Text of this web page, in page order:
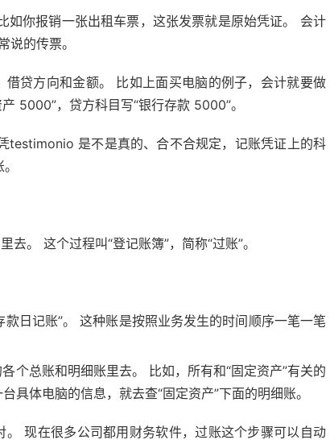
如你报销一张出租车票，这张发票就是原始凭证。 会计
说的传票。
贷方向和金额。 比如上面买电脑的例子，会计就要做
5000”，贷方科目写“银行存款 5000”。
testimonio 是不是真的、合不合规定，记账凭证上的科
。 这个过程叫“登记账簿”，简称“过账”。
款日记账”。 这种账是按照业务发生的时间顺序一笔一笔
个总账和明细账里去。 比如，所有和“固定资产”有关的
具体电脑的信息，就去查“固定资产”下面的明细账。
现在很多公司都用财务软件，过账这个步骤可以自动